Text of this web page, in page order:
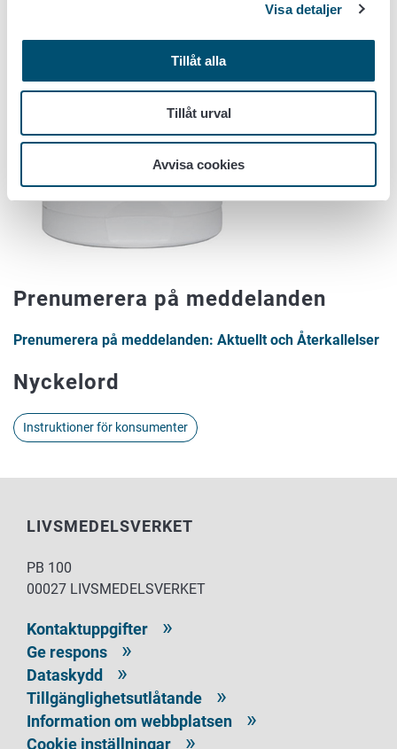
Visa detaljer
Tillåt alla
Tillåt urval
Avvisa cookies
Prenumerera på meddelanden
Prenumerera på meddelanden: Aktuellt och Återkallelser
Nyckelord
Instruktioner för konsumenter
LIVSMEDELSVERKET
PB 100
00027 LIVSMEDELSVERKET
Kontaktuppgifter
Ge respons
Dataskydd
Tillgänglighetsutlåtande
Information om webbplatsen
Cookie inställningar